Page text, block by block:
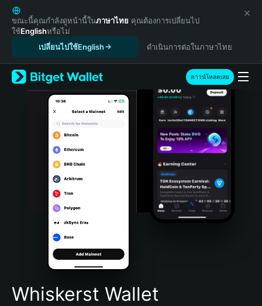
English
日本語
Tiếng Việt
Español (Latinoamérica)
Türkçe
Italiano
Português (Portugal)
Bahasa Indonesia
Português (Brasil)
Español (Argentina)
ขณะนี้คุณกำลังดูหน้านี้ในภาษาไทย คุณต้องการเปลี่ยนไป
ใช้Englishหรือไม่
เปลี่ยนไปใช้English
ดำเนินการต่อในภาษาไทย
ดาวน์โหลดเลย
Whiskerst Wallet